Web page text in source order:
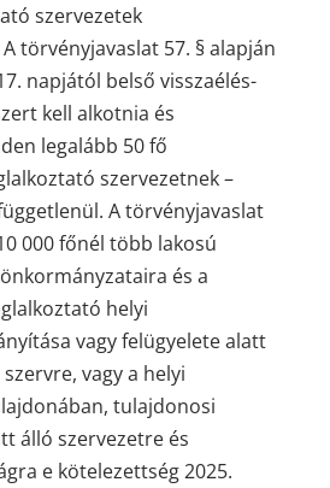
szervezetek
törvényjavaslat 57. § alapján
napjától belső visszaélés-
kell alkotnia és
legalább 50 fő
szervezetnek –
A törvényjavaslat
000 főnél több lakosú
és a
helyi
vagy felügyelete alatt
vagy a helyi
tulajdonosi
álló szervezetre és
e kötelezettség 2025.